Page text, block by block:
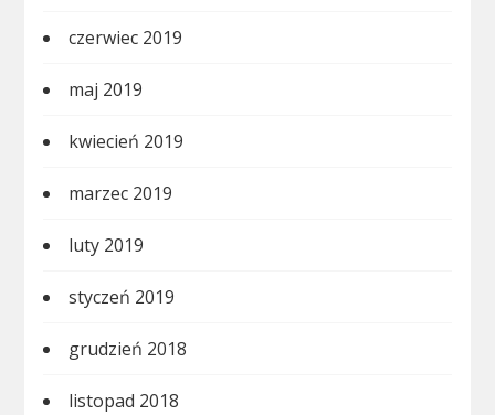
czerwiec 2019
maj 2019
kwiecień 2019
marzec 2019
luty 2019
styczeń 2019
grudzień 2018
listopad 2018